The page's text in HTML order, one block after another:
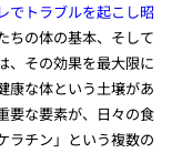
でトラブルを起こし昭
ちの体の基本、そして
、その効果を最大限に
康な体という土壌があ
要な要素が、日々の食
ラチン」という複数の